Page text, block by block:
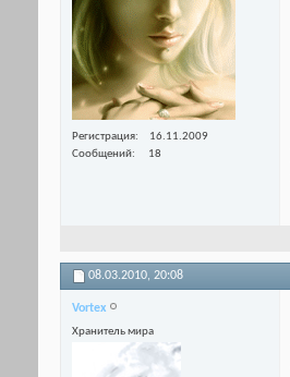
Регистрация
16.11.2009
Сообщений
18
08.03.2010, 20:08
Vortex
Хранитель мира